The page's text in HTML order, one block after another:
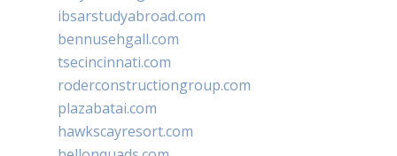
ibsarstudyabroad.com
bennusehgall.com
tsecincinnati.com
roderconstructiongroup.com
plazabatai.com
hawkscayresort.com